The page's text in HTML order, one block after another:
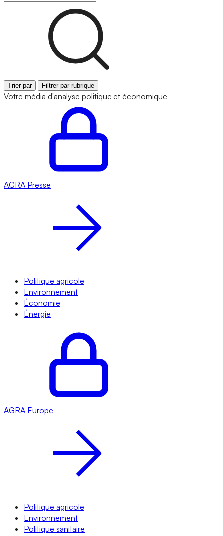
Trier par Filtrer par rubrique
Votre média d'analyse politique et économique
AGRA Presse
Politique agricole
Environnement
Économie
Énergie
AGRA Europe
Politique agricole
Environnement
Politique sanitaire